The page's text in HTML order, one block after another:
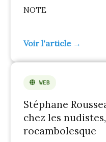
NOTE
Voir l'article →
WEB
Stéphane
chez les
rocambolesque